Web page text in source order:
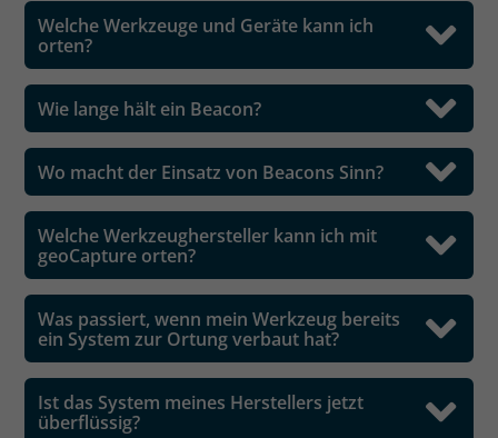
Welche Werkzeuge und Geräte kann ich
orten?
Wie lange hält ein Beacon?
Wo macht der Einsatz von Beacons Sinn?
Welche Werkzeughersteller kann ich mit
geoCapture orten?
Was passiert, wenn mein Werkzeug bereits
ein System zur Ortung verbaut hat?
Ist das System meines Herstellers jetzt
überflüssig?